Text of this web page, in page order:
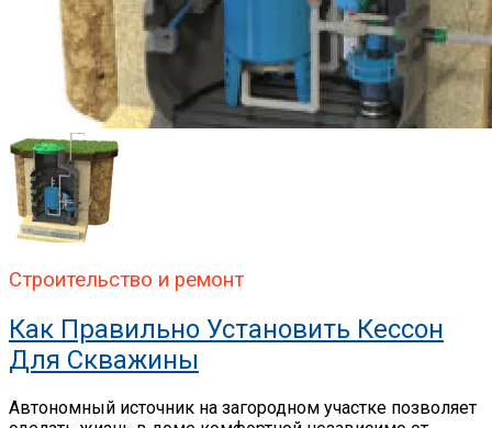
Строительство и ремонт
Как Правильно Установить Кессон
Для Скважины
Автономный источник на загородном участке позволяет